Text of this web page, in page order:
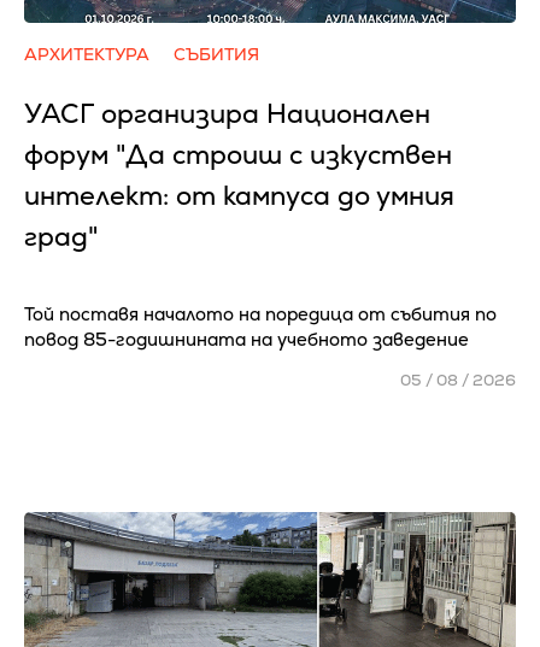
АРХИТЕКТУРА СЪБИТИЯ
УАСГ организира Национален
форум "Да строиш с изкуствен
интелект: от кампуса до умния
град"
Той поставя началото на поредица от събития по
повод 85-годишнината на учебното заведение
05 / 08 / 2026